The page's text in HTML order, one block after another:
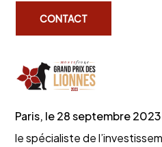
CONTACT
Paris, le 28 septembre
le spécialiste de